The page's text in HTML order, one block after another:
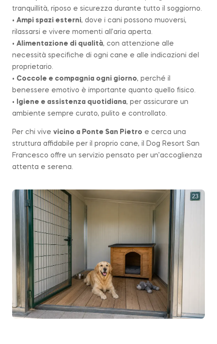
tranquillità, riposo e sicurezza durante tutto il soggiorno.
• Ampi spazi esterni, dove i cani possono muoversi,
rilassarsi e vivere momenti all’aria aperta.
• Alimentazione di qualità, con attenzione alle
necessità specifiche di ogni cane e alle indicazioni del
proprietario.
• Coccole e compagnia ogni giorno, perché il
benessere emotivo è importante quanto quello fisico.
•
Igiene e assistenza quotidiana, per assicurare un
ambiente sempre curato, pulito e controllato.
Per chi vive vicino a Ponte San Pietro e cerca una
struttura affidabile per il proprio cane, il Dog Resort San
Francesco offre un servizio pensato per un’accoglienza
attenta e serena.